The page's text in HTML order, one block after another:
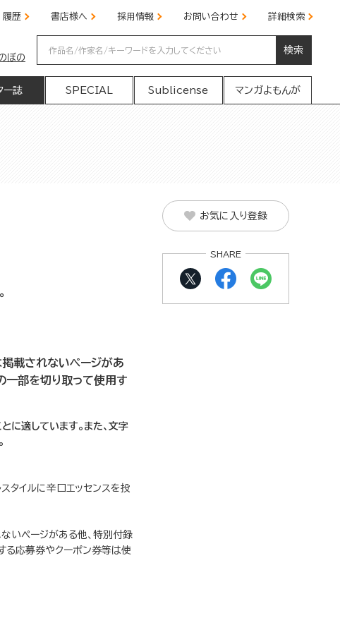
履歴 書店様へ 採用情報 お問い合わせ 詳細検索
ぼの
検索
ー誌 SPECIAL Sublicense マンガよもんが
載されないページがあ
一部を切り取って使用す
に適しています。また、文字
タイルに辛口エッセンスを投
いページがある他、特別付録
る応募券やクーポン券等は使
お気に入り登録
SHARE